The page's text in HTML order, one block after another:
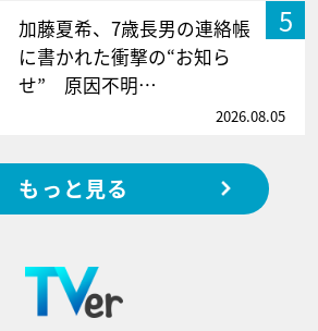
5
加藤夏希、7歳長男の連絡帳
に書かれた衝撃の“お知ら
せ” 原因不明…
2026.08.05
もっと見る